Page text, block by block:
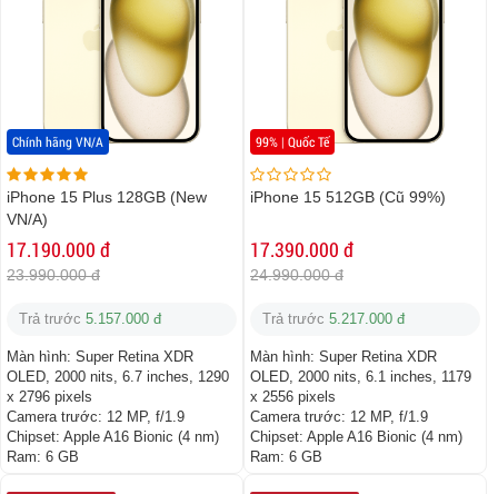
Chính hãng VN/A
iPhone 15 Plus 128GB (New
VN/A)
17.190.000 đ
23.990.000 đ
Trả trước 5.157.000 đ
Màn hình: Super Retina XDR
OLED, 2000 nits, 6.7 inches, 1290
x 2796 pixels
Camera trước: 12 MP, f/1.9
Chipset: Apple A16 Bionic (4 nm)
Ram: 6 GB
99% | Quốc Tế
iPhone 15 512GB (Cũ 99%)
17.390.000 đ
24.990.000 đ
Trả trước 5.217.000 đ
Màn hình: Super Retina XDR
OLED, 2000 nits, 6.1 inches, 1179
x 2556 pixels
Camera trước: 12 MP, f/1.9
Chipset: Apple A16 Bionic (4 nm)
Ram: 6 GB